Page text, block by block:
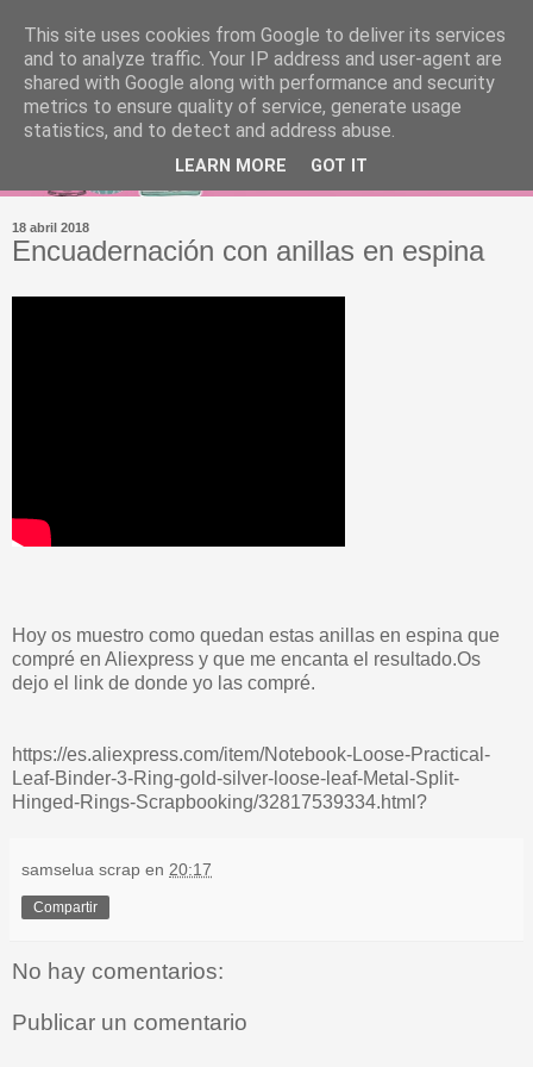
18 abril 2018
Encuadernación con anillas en espina
Hoy os muestro como quedan estas anillas en espina que
compré en Aliexpress y que me encanta el resultado.Os
dejo el link de donde yo las compré.
https://es.aliexpress.com/item/Notebook-Loose-Practical-
Leaf-Binder-3-Ring-gold-silver-loose-leaf-Metal-Split-
Hinged-Rings-Scrapbooking/32817539334.html?
samselua scrap en 20:17
Compartir
No hay comentarios:
Publicar un comentario
This site uses cookies from Google to deliver its services
and to analyze traffic. Your IP address and user-agent are
shared with Google along with performance and security
metrics to ensure quality of service, generate usage
statistics, and to detect and address abuse.
LEARN MORE GOT IT